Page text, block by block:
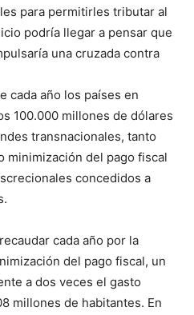
para permitirles tributar al
podría llegar a pensar que
una cruzada contra
cada año los países en
100.000 millones de dólares
transnacionales, tanto
minimización del pago fiscal
concedidos a
cada año por la
del pago fiscal, un
a dos veces el gasto
millones de habitantes. En